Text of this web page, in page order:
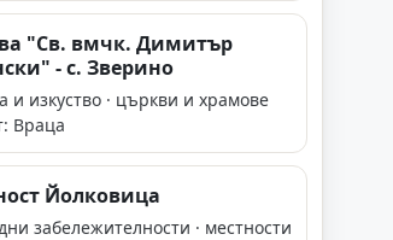
"Св. вмчк. Димитър
- с. Зверино
и изкуство · църкви и храмове
Враца
Йолковица
забележителности · местности